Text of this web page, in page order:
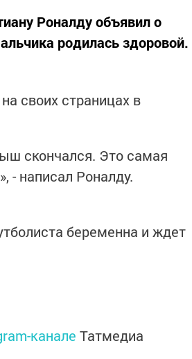
Роналду объявил о
родилась здоровой.
своих страницах в
скончался. Это самая
- написал Роналду.
беременна и ждет
канале Татмедиа